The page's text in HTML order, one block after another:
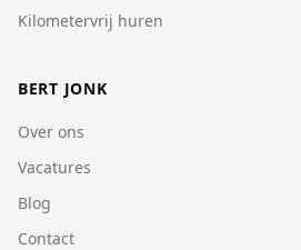
Kilometervrij huren
BERT JONK
Over ons
Vacatures
Blog
Contact